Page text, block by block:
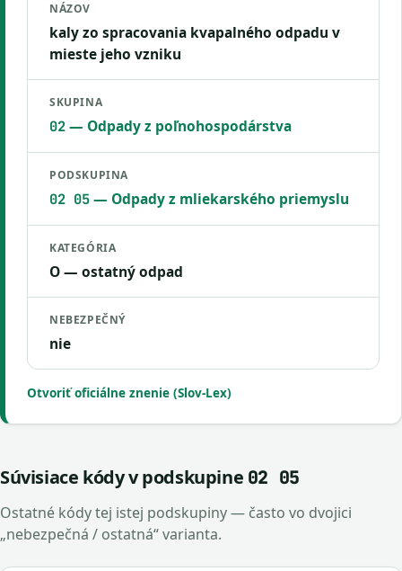
NÁZOV
kaly zo spracovania kvapalného odpadu v
mieste jeho vzniku
SKUPINA
02— Odpady z poľnohospodárstva
PODSKUPINA
02 05— Odpady z mliekarského priemyslu
KATEGÓRIA
O — ostatný odpad
NEBEZPEČNÝ
nie
Otvoriť oficiálne znenie (Slov-Lex)
Súvisiace kódy v podskupine 02 05
Ostatné kódy tej istej podskupiny — často vo dvojici
„nebezpečná / ostatná“ varianta.